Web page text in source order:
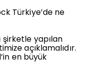
Türkiye’de ne
şirketle yapılan
açıklamalıdır.
en büyük